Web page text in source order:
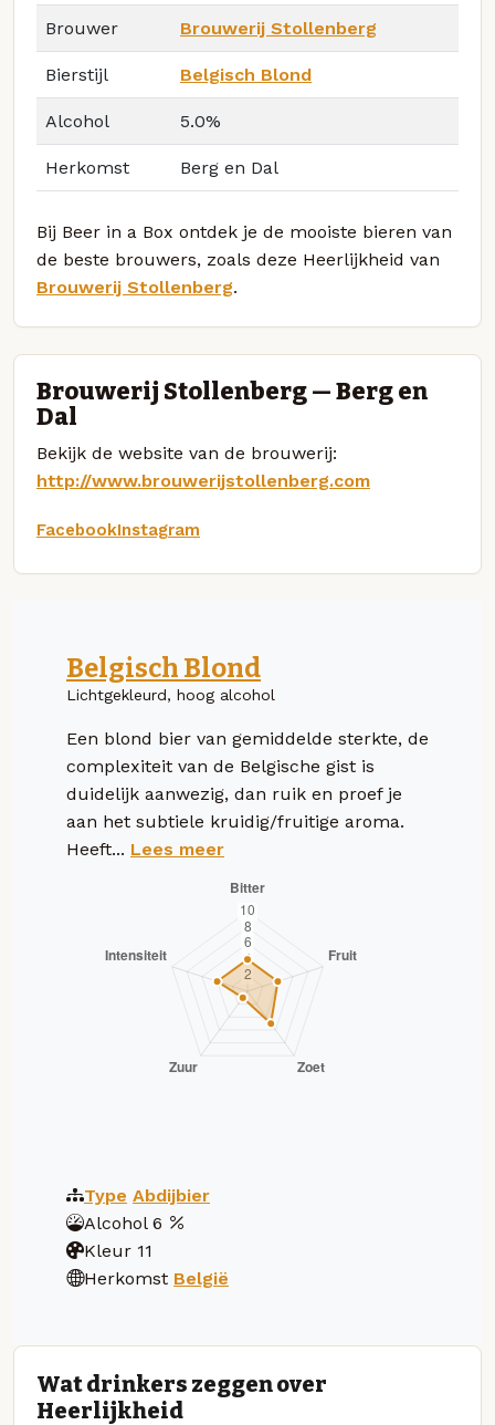
Brouwer Brouwerij Stollenberg
Bierstijl Belgisch Blond
Alcohol 5.0%
Herkomst Berg en Dal
Bij Beer in a Box ontdek je de mooiste bieren van
de beste brouwers, zoals deze Heerlijkheid van
Brouwerij Stollenberg.
Brouwerij Stollenberg — Berg en
Dal
Bekijk de website van de brouwerij:
http://www.brouwerijstollenberg.com
FacebookInstagram
Belgisch Blond
Lichtgekleurd, hoog alcohol
Een blond bier van gemiddelde sterkte, de
complexiteit van de Belgische gist is
duidelijk aanwezig, dan ruik en proef je
aan het subtiele kruidig/fruitige aroma.
Heeft... Lees meer
Type Abdijbier
Alcohol 6
Kleur 11
Herkomst België
Wat drinkers zeggen over
Heerlijkheid